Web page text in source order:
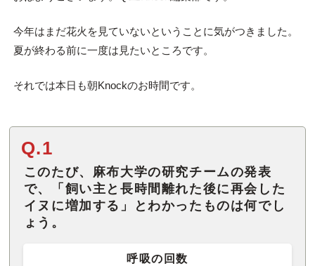
今年はまだ花火を見ていないということに気がつきました。
夏が終わる前に一度は見たいところです。
それでは本日も朝Knockのお時間です。
Q.1
このたび、麻布大学の研究チームの発表
で、「飼い主と長時間離れた後に再会した
イヌに増加する」とわかったものは何でし
ょう。
呼吸の回数